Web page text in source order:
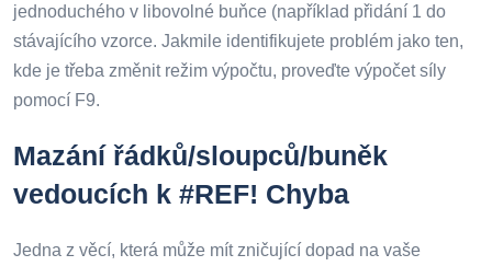
jednoduchého v libovolné buňce (například přidání 1 do
stávajícího vzorce. Jakmile identifikujete problém jako ten,
kde je třeba změnit režim výpočtu, proveďte výpočet síly
pomocí F9.
Mazání řádků/sloupců/buněk
vedoucích k #REF! Chyba
Jedna z věcí, která může mít zničující dopad na vaše